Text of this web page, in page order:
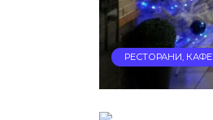
РЕСТОРАНИ, КАФЕ